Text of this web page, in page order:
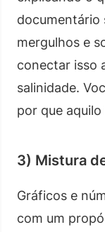
documentário
mergulhos e
conectar isso
salinidade.
por que
3) Mistura
Gráficos e
com um